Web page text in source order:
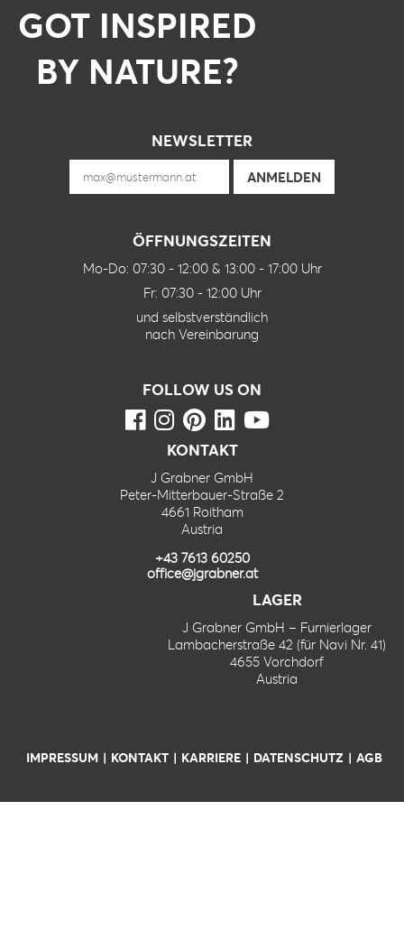
GOT INSPIRED
BY NATURE?
NEWSLETTER
ÖFFNUNGSZEITEN
Mo-Do: 07:30 - 12:00 & 13:00 - 17:00 Uhr
Fr: 07:30 - 12:00 Uhr
und selbstverständlich
nach Vereinbarung
FOLLOW US ON
KONTAKT
J Grabner GmbH
Peter-Mitterbauer-Straße 2
4661 Roitham
Austria
+43 7613 60250
office@jgrabner.at
LAGER
J Grabner GmbH – Furnierlager
Lambacherstraße 42 (für Navi Nr. 41)
4655 Vorchdorf
Austria
IMPRESSUM KONTAKT KARRIERE DATENSCHUTZ AGB